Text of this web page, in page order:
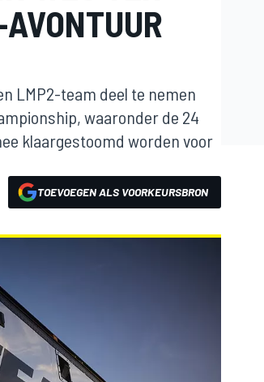
LMP2-team deel te nemen
waaronder de 24
klaargestoomd worden voor
TOEVOEGEN ALS VOORKEURSBRON